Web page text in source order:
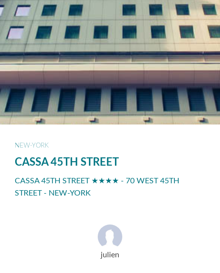
NEW-YORK
CASSA 45TH STREET
CASSA 45TH STREET ★★★★ - 70 WEST 45TH
STREET - NEW-YORK
julien